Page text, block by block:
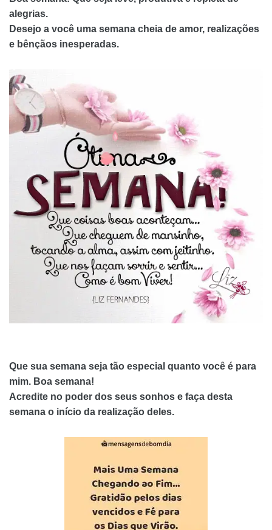
alegrias.
Desejo a você uma semana cheia de amor, realizações
e bênçãos inesperadas.
Que sua semana seja tão especial quanto você é para
mim. Boa semana!
Acredite no poder dos seus sonhos e faça desta
semana o início da realização deles.